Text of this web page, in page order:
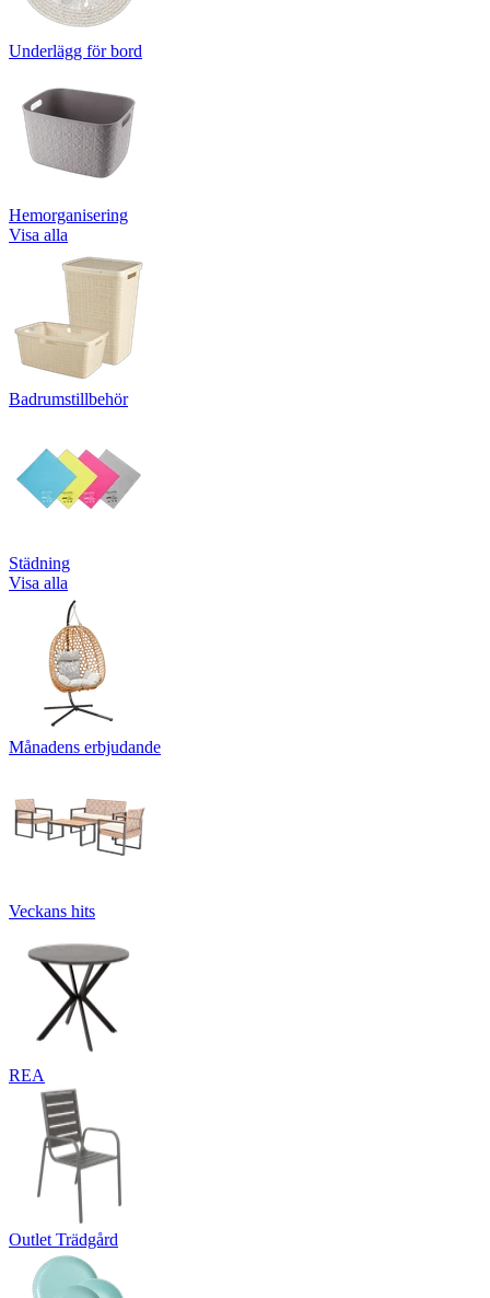
Underlägg för bord
Hemorganisering
Visa alla
Badrumstillbehör
Städning
Visa alla
Månadens erbjudande
Veckans hits
REA
Outlet Trädgård